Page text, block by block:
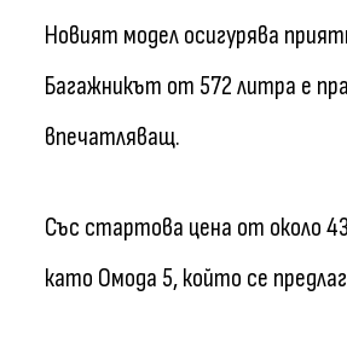
Новият модел осигурява
Багажникът от 572 литра е
впечатляващ.
Със стартова цена от около
като Омода 5, който се